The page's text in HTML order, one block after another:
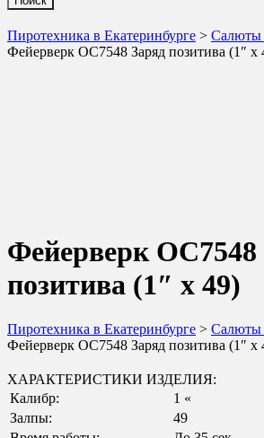
Пиротехника в Екатеринбурге > Салюты
Фейерверк ОС7548 Заряд позитива (1″ х
Фейерверк ОС7548
позитива (1″ х 49)
Пиротехника в Екатеринбурге > Салюты
Фейерверк ОС7548 Заряд позитива (1″ х
ХАРАКТЕРИСТИКИ ИЗДЕЛИЯ:
Калибр:
1 «
Залпы:
49